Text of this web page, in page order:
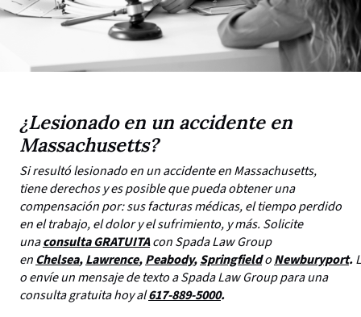
¿Lesionado en un accidente en
Massachusetts?
Si resultó lesionado en un accidente en Massachusetts,
tiene derechos y es posible que pueda obtener una
compensación por: sus facturas médicas, el tiempo perdido
en el trabajo, el dolor y el sufrimiento, y más. Solicite
unaconsulta GRATUITAcon Spada Law Group
enChelsea,Lawrence,Peabody,SpringfieldoNewburyport.
o envíe un mensaje de texto a Spada Law Group para una
consulta gratuita hoy al617-889-5000.